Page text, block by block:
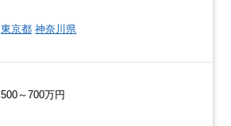
東京都 神奈川県
500～700万円